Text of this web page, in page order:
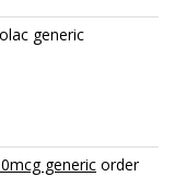
generic
generic order